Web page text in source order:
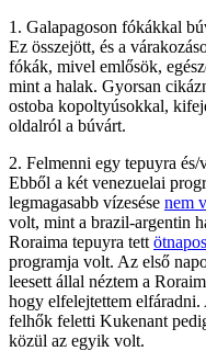
1. Galapagoson fókákkal
Ez összejött, és a
fókák, mivel emlősök,
mint a halak. Gyorsan
ostoba kopoltyúsokkal,
oldalról a búvárt.
2. Felmenni egy tepuyra
Ebből a két venezuelai
legmagasabb vízesése nem
volt, mint a brazil-argentin
Roraima tepuyra tett
programja volt. Az első
leesett állal néztem a
hogy elfelejtettem
felhők feletti Kukenant
közül az egyik volt.